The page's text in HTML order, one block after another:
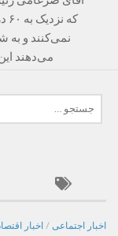
نمی‌کنند و به
می‌دهند
برای:
اخبار اجتماعی / اخبار